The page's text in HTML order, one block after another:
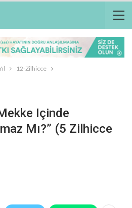
12-Zilhicce
Içinde
Mı?” (5 Zilhicce